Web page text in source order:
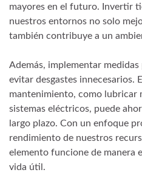
mayores en el futuro. Invertir
nuestros entornos no solo
también contribuye a un
Además, implementar
evitar desgastes innecesarios.
mantenimiento, como lubricar
sistemas eléctricos, puede
largo plazo. Con un enfoque
rendimiento de nuestros
elemento funcione de manera
vida útil.